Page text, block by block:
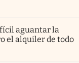
aguantar la
el alquiler de todo